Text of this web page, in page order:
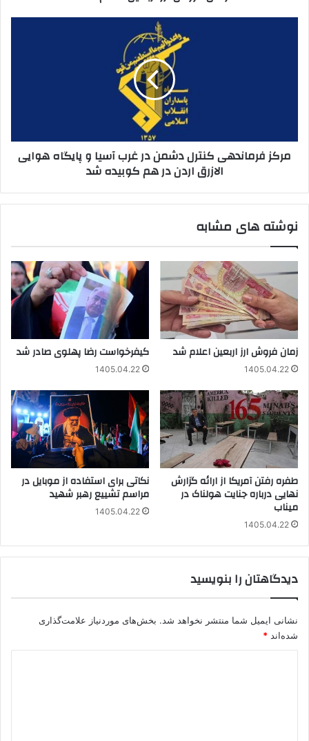
پایگاه
هوایی
کوبیده
مرکز فرماندهی کنترل دشمن در غرب آسیا و پایگاه هوایی
الازرق اردن در هم کوبیده شد
نوشته های مشابه
زمان فروش ارز اربعین اعلام شد
1405.04.22
کیفرخواست رضا پهلوی صادر شد
1405.04.22
طفره رفتن آمریکا از ارائه گزارش
نهایی درباره جنایت هولناک در
میناب
1405.04.22
نکاتی برای استفاده از موبایل در
مراسم تشییع رهبر شهید
1405.04.22
دیدگاهتان را بنویسید
نشانی ایمیل شما منتشر نخواهد شد. بخش‌های موردنیاز علامت‌گذاری
شده‌اند *